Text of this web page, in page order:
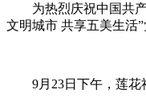
为热烈庆祝中 国共
文明城市 共享五美生活”
9月23日下午，莲